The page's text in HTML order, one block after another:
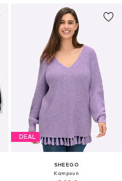
DEAL
SHEEGO
Kampsun